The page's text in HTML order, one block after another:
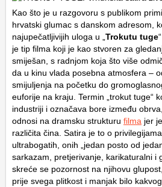
Kao što je u razgovoru s publikom
hrvatski glumac s danskom adresom,
najupečatljivijih uloga u „ Trokutu tuge“
je tip filma koji je kao stvoren za
smiješan, s radnjom koja što više
da u kinu vlada posebna atmosfera –
smijuljenja na početku do
euforije na kraju. Termin „trokut tuge“
industriji i označava bore između
odnosi na dramsku strukturu filma jer
različita čina. Satira je to o
ultrabogatih, onih „jedan posto od
sarkazam, pretjerivanje, karikaturalni i
skreće se pozornost na njihovu
prije svega plitkost i manjak bilo